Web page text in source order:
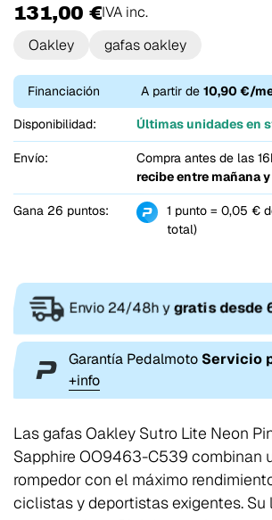
131,00 €IVA inc.
Oakley
gafas oakley
Financiación A partir de10,90 €/
Disponibilidad: Últimas unidades en
Envío:
Compra antes de las
recibe entre mañana
Gana 26 puntos:
1 punto = 0,05 €
total)
Envio 24/48h ygratis desde
Garantía Pedalmoto Servicio
+info
Las gafasOakley Sutro Lite Neon
Sapphire OO9463-C539 combinan
rompedor con el máximo
ciclistas y deportistas exigentes.